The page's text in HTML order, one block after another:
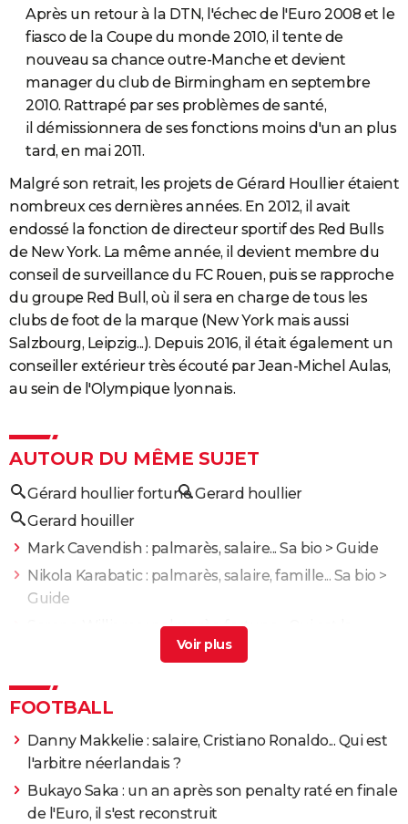
Après un retour à la DTN, l'échec de l'Euro 2008 et le
fiasco de la Coupe du monde 2010, il tente de
nouveau sa chance outre-Manche et devient
manager du club de Birmingham en septembre
2010. Rattrapé par ses problèmes de santé,
il démissionnera de ses fonctions moins d'un an plus
tard, en mai 2011.
Malgré son retrait, les projets de Gérard Houllier étaient
nombreux ces dernières années. En 2012, il avait
endossé la fonction de directeur sportif des Red Bulls
de New York. La même année, il devient membre du
conseil de surveillance du FC Rouen, puis se rapproche
du groupe Red Bull, où il sera en charge de tous les
clubs de foot de la marque (New York mais aussi
Salzbourg, Leipzig...). Depuis 2016, il était également un
conseiller extérieur très écouté par Jean-Michel Aulas,
au sein de l'Olympique lyonnais.
AUTOUR DU MÊME SUJET
Gérard houllier fortuneGerard houllier
Gerard houiller
Mark Cavendish : palmarès, salaire... Sa bio > Guide
Nikola Karabatic : palmarès, salaire, famille... Sa bio >
Guide
Serena Williams : palmarès, fortune... Qui est la
> Guide
l'ancien attaquant de l'OM
FOOTBALL
Danny Makkelie : salaire, Cristiano Ronaldo... Qui est
l'arbitre néerlandais ?
Bukayo Saka : un an après son penalty raté en finale
de l'Euro, il s'est reconstruit